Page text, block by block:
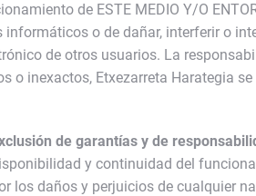
de ESTE MEDIO Y/O
informáticos o de dañar, interferir o
de otros usuarios. La
o inexactos, Etxezarreta Harategia se
de garantías y de
y continuidad del
los daños y perjuicios de cualquier